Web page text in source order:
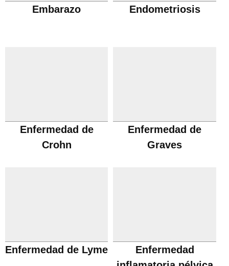
Embarazo Endometriosis
Enfermedad de
Crohn
Enfermedad de
Graves
Enfermedad de Lyme
Enfermedad